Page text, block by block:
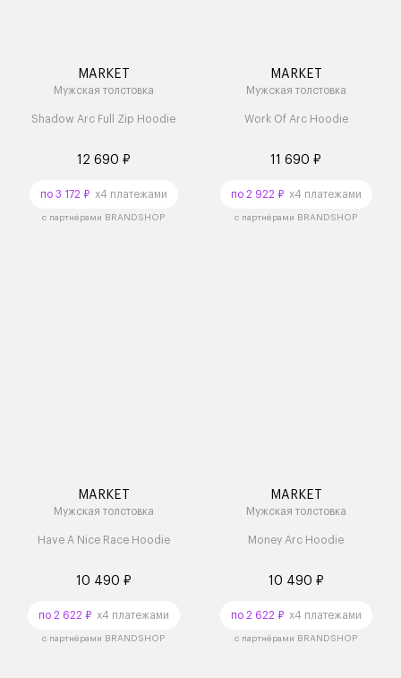
MARKET
Мужская толстовка
Shadow Arc Full Zip Hoodie
12 690 ₽
по 3 172 ₽x4 платежами
с партнёрами BRANDSHOP
MARKET
Мужская толстовка
Work Of Arc Hoodie
11 690 ₽
по 2 922 ₽x4 платежами
с партнёрами BRANDSHOP
MARKET
Мужская толстовка
Have A Nice Race Hoodie
10 490 ₽
по 2 622 ₽x4 платежами
с партнёрами BRANDSHOP
MARKET
Мужская толстовка
Money Arc Hoodie
10 490 ₽
по 2 622 ₽x4 платежами
с партнёрами BRANDSHOP